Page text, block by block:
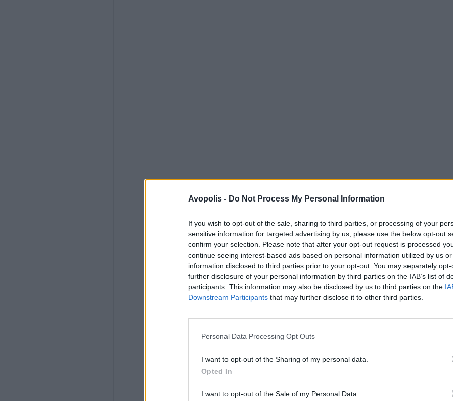
Avopolis - Do Not Process My Personal Information
If you wish to opt-out of the sale, sharing to third parties, or processing of your
sensitive information for targeted advertising by us, please use the below opt-out
confirm your selection. Please note that after your opt-out request is processed
continue seeing interest-based ads based on personal information utilized by us
information disclosed to third parties prior to your opt-out. You may separately
further disclosure of your personal information by third parties on the IAB’s list of
participants. This information may also be disclosed by us to third parties on the
Downstream Participants that may further disclose it to other third parties.
Personal Data Processing Opt Outs
I want to opt-out of the Sharing of my personal data.
Opted In
I want to opt-out of the Sale of my Personal Data.